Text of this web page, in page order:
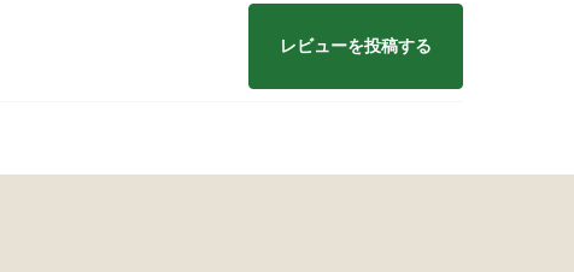
レビューを投稿する